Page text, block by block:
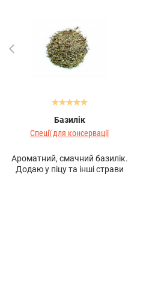
Базилік
Спеції для консервації
Ароматний, смачний базилік.
Додаю у піцу та інші страви